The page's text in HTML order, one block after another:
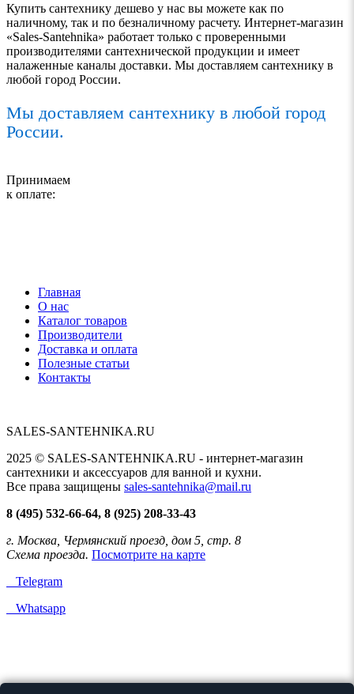
Купить сантехнику дешево у нас вы можете как по
наличному, так и по безналичному расчету. Интернет-магазин
«Sales-Santehnika» работает только с проверенными
производителями сантехнической продукции и имеет
налаженные каналы доставки. Мы доставляем сантехнику в
любой город России.
Мы доставляем сантехнику в любой город
России.
Принимаем
к оплате:
Главная
О нас
Каталог товаров
Производители
Доставка и оплата
Полезные статьи
Контакты
SALES-SANTEHNIKA.RU
2025 © SALES-SANTEHNIKA.RU - интернет-магазин
сантехники и аксессуаров для ванной и кухни.
Все права защищены sales-santehnika@mail.ru
8 (495) 532-66-64, 8 (925) 208-33-43
г. Москва, Чермянский проезд, дом 5, стр. 8
Схема проезда. Посмотрите на карте
Telegram
Whatsapp